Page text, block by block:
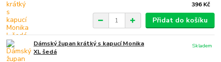
396 Kč
Přidat do košíku
Dámský župan krátký s kapucí Monika
XL šedá
Skladem